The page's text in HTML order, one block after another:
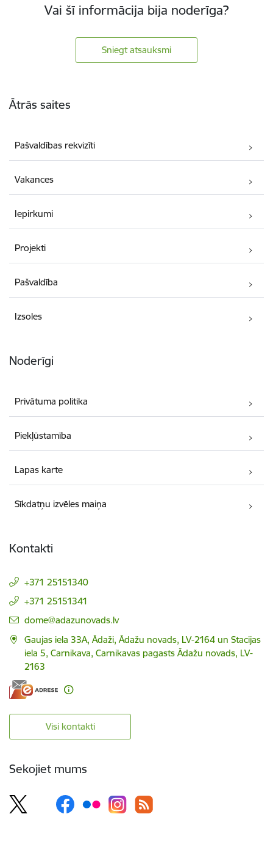
Vai šī informācija bija noderīga?
Sniegt atsauksmi
Ātrās saites
Pašvaldības rekvizīti
Vakances
Iepirkumi
Projekti
Pašvaldība
Izsoles
Noderīgi
Privātuma politika
Piekļūstamība
Lapas karte
Sīkdatņu izvēles maiņa
Kontakti
+371 25151340
+371 25151341
E-pasts:
dome@adazunovads.lv
Gaujas iela 33A, Ādaži, Ādažu novads, LV-2164 un Stacijas
iela 5, Carnikava, Carnikavas pagasts Ādažu novads, LV-
2163
Visi kontakti
Sekojiet mums